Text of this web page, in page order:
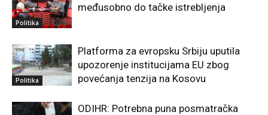
Politika
međusobno do tačke istrebljenja
Politika
Platforma za evropsku Srbiju uputila
upozorenje institucijama EU zbog
povećanja tenzija na Kosovu
ODIHR: Potrebna puna posmatračka